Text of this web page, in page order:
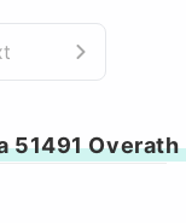
51491